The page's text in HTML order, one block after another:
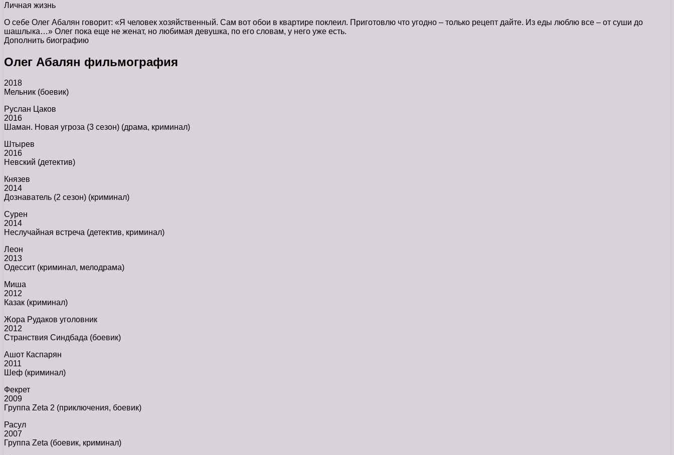
Личная жизнь
О себе Олег Абалян говорит: «Я человек хозяйственный. Сам вот обои в квартире поклеил. Приготовлю что угодно – только рецепт дайте. Из еды люблю все – от суши до
шашлыка…» Олег пока еще не женат, но любимая девушка, по его словам, у него уже есть.
Дополнить биографию
Олег Абалян фильмография
2018
Мельник (боевик)
Руслан Цаков
2016
Шаман. Новая угроза (3 сезон) (драма, криминал)
Штырев
2016
Невский (детектив)
Князев
2014
Дознаватель (2 сезон) (криминал)
Сурен
2014
Неслучайная встреча (детектив, криминал)
Леон
2013
Одессит (криминал, мелодрама)
Миша
2012
Казак (криминал)
Жора Рудаков уголовник
2012
Странствия Синдбада (боевик)
Ашот Каспарян
2011
Шеф (криминал)
Фекрет
2009
Группа Zeta 2 (приключения, боевик)
Расул
2007
Группа Zeta (боевик, криминал)